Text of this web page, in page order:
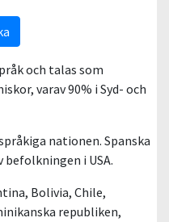
och talas som
varav 90% i Syd- och
nationen. Spanska
befolkningen i USA.
Bolivia, Chile,
republiken,